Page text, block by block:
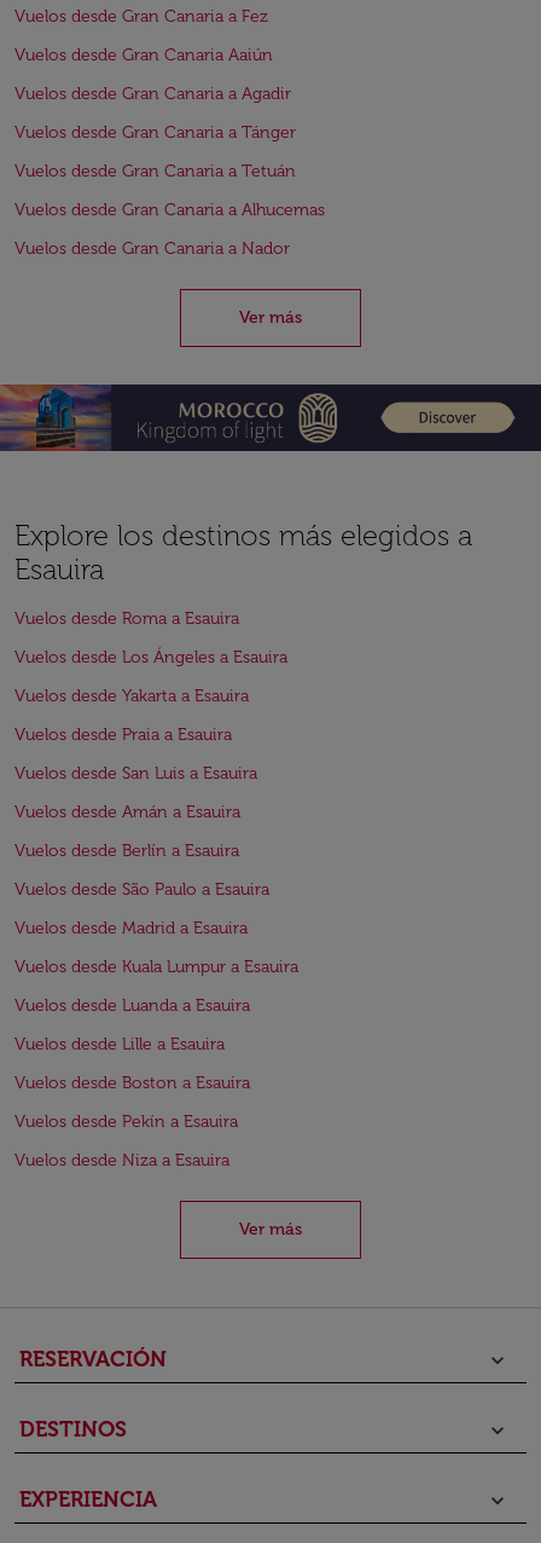
Vuelos desde Gran Canaria a Fez
Vuelos desde Gran Canaria Aaiún
Vuelos desde Gran Canaria a Agadir
Vuelos desde Gran Canaria a Tánger
Vuelos desde Gran Canaria a Tetuán
Vuelos desde Gran Canaria a Alhucemas
Vuelos desde Gran Canaria a Nador
Ver más
Explore los destinos más elegidos a
Esauira
Vuelos desde Roma a Esauira
Vuelos desde Los Ángeles a Esauira
Vuelos desde Yakarta a Esauira
Vuelos desde Praia a Esauira
Vuelos desde San Luis a Esauira
Vuelos desde Amán a Esauira
Vuelos desde Berlín a Esauira
Vuelos desde São Paulo a Esauira
Vuelos desde Madrid a Esauira
Vuelos desde Kuala Lumpur a Esauira
Vuelos desde Luanda a Esauira
Vuelos desde Lille a Esauira
Vuelos desde Boston a Esauira
Vuelos desde Pekín a Esauira
Vuelos desde Niza a Esauira
Ver más
RESERVACIÓN keyboard_arrow_down
DESTINOS keyboard_arrow_down
EXPERIENCIA keyboard_arrow_down